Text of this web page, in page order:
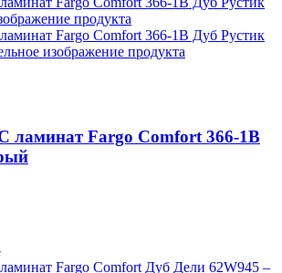
ламинат Fargo Comfort 366-1B